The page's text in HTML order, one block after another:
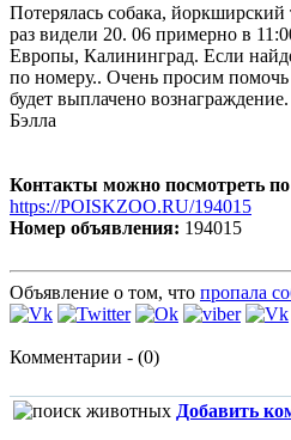
Потерялась собака,
раз видели 20. 06 примерно в
Европы, Калининград. Если
по номеру.. Очень просим
будет выплачено
Бэлла
Контакты можно посмотреть
https://POISKZOO.RU/194015
Номер объявления: 194015
Объявление о том, что пропала
Комментарии - (0)
Добавить